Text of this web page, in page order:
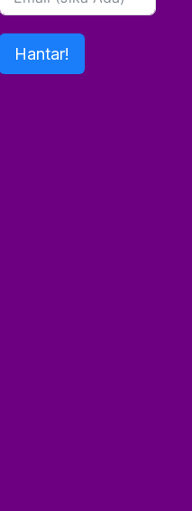
Hantar!